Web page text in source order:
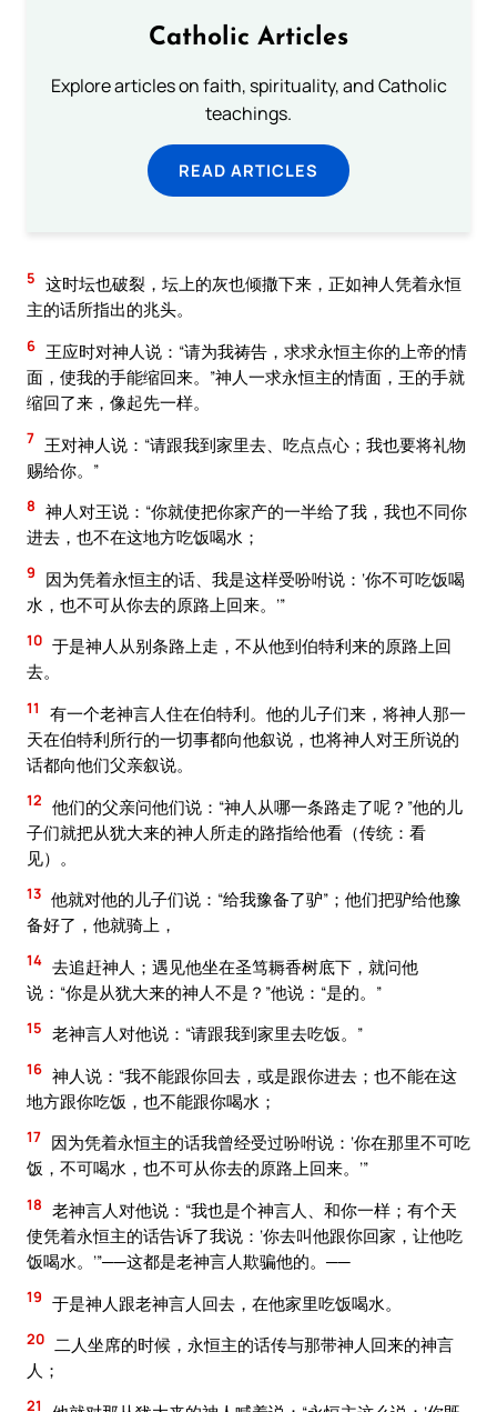
Catholic Articles
Explore articles on faith, spirituality, and Catholic
teachings.
READ ARTICLES
5 这时坛也破裂，坛上的灰也倾撒下来，正如神人凭着永恒
主的话所指出的兆头。
6 王应时对神人说：“请为我祷告，求求永恒主你的上帝的情
面，使我的手能缩回来。”神人一求永恒主的情面，王的手就
缩回了来，像起先一样。
7 王对神人说：“请跟我到家里去、吃点点心；我也要将礼物
赐给你。”
8 神人对王说：“你就使把你家产的一半给了我，我也不同你
进去，也不在这地方吃饭喝水；
9
因为凭着永恒主的话、我是这样受吩咐说：‘你不可吃饭喝
水，也不可从你去的原路上回来。’”
10 于是神人从别条路上走，不从他到伯特利来的原路上回
去。
11
有一个老神言人住在伯特利。他的儿子们来，将神人那一
天在伯特利所行的一切事都向他叙说，也将神人对王所说的
话都向他们父亲叙说。
12 他们的父亲问他们说：“神人从哪一条路走了呢？”他的儿
子们就把从犹大来的神人所走的路指给他看（传统：看
见）。
13 他就对他的儿子们说：“给我豫备了驴”；他们把驴给他豫
备好了，他就骑上，
14 去追赶神人；遇见他坐在圣笃耨香树底下，就问他
说：“你是从犹大来的神人不是？”他说：“是的。”
15 老神言人对他说：“请跟我到家里去吃饭。”
16 神人说：“我不能跟你回去，或是跟你进去；也不能在这
地方跟你吃饭，也不能跟你喝水；
17 因为凭着永恒主的话我曾经受过吩咐说：‘你在那里不可吃
饭，不可喝水，也不可从你去的原路上回来。’”
18 老神言人对他说：“我也是个神言人、和你一样；有个天
使凭着永恒主的话告诉了我说：‘你去叫他跟你回家，让他吃
饭喝水。’”──这都是老神言人欺骗他的。──
19 于是神人跟老神言人回去，在他家里吃饭喝水。
20 二人坐席的时候，永恒主的话传与那带神人回来的神言
人；
21